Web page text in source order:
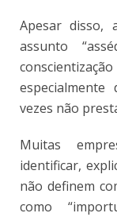
Apesar
assunto
vezes não
Muitas
identificar,
não definem
como